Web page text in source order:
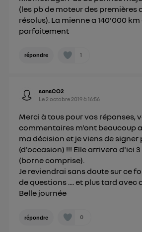
(les pb de moteur des premières
résolus). La mienne a 140'000
parfaitement
répondre 1
sansCO2
Le 2 octobre 2019à16:56
Merci à tous pour vos réponses,
commentaires m'ont beaucoup
ma décision et je viens de signer
(d'occasion) !!! Elle arrivera d'ici
(borne comprise).
Je reviendrai sans doute sur ce
de questions .... et plus tard avec
Belle journée
répondre 0